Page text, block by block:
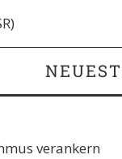
verankern​